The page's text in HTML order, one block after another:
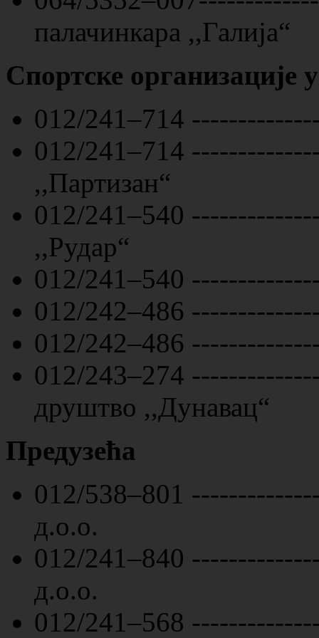
палачинкара ,,Галија“
Спортске организације
012/241–714
012/241–714
,,Партизан“
012/241–540
,,Рудар“
012/241–540
012/242–486
012/242–486
012/243–274
друштво ,,Дунавац“
Предузећа
012/538–801
д.о.о.
012/241–840
д.о.о.
012/241–568